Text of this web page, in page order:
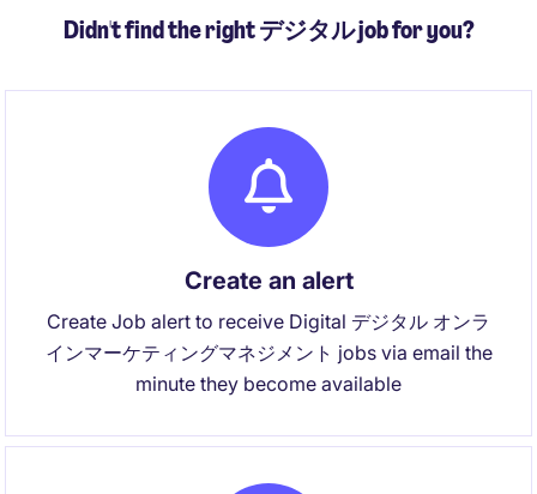
Didn't find the right デジタル job for you?
Create an alert
Create Job alert to receive Digital デジタル オンラ
インマーケティングマネジメント jobs via email the
minute they become available